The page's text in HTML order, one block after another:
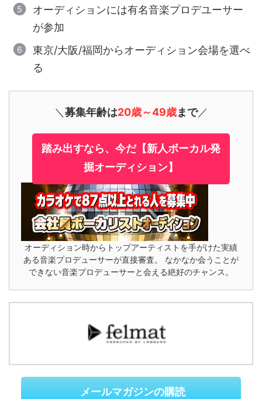
オーディションには有名音楽プロデユーサー
が参加
東京/大阪/福岡からオーディション会場を選べ
る
＼募集年齢は20歳～49歳まで／
踏み出すなら、今だ【新人ボーカル発
掘オーディション】
オーディション時からトップアーティストを手がけた実績
ある音楽プロデューサーが直接審査。 なかなか会うことが
できない音楽プロデューサーと会える絶好のチャンス。
メールマガジンの購読